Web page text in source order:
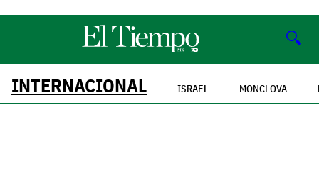
🔍
INTERNACIONAL ISRAEL MONCLOVA